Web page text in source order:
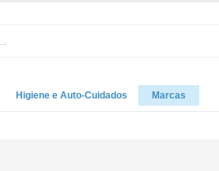
Higiene e Auto-Cuidados Marcas